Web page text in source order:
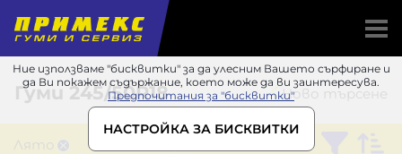
Ние използваме "бисквитки" за да улесним Вашето сърфиране и
да Ви покажем съдържание, което може да ви заинтересува.
Предпочитания за "бисквитки"
НАСТРОЙКА ЗА БИСКВИТКИ
Ново търсене
Гуми245/50R18
Лято Continental